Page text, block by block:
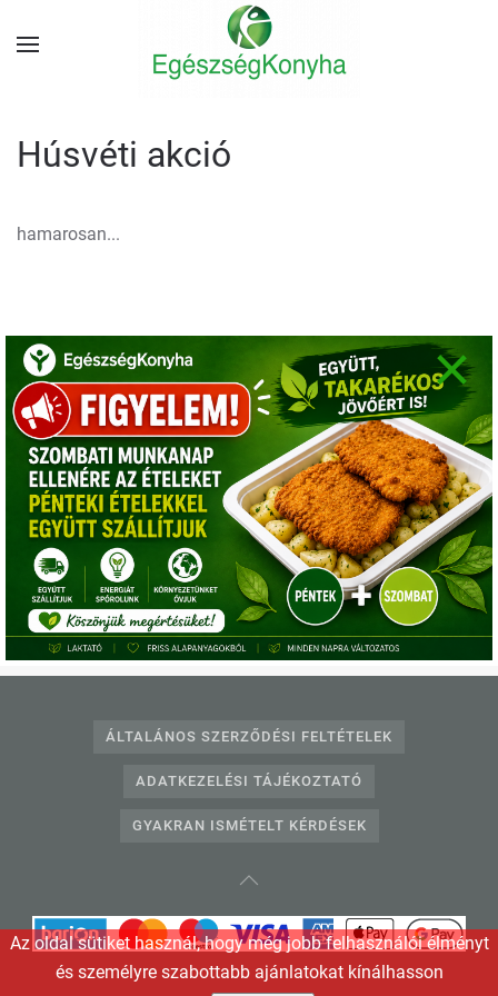
Húsvéti akció
hamarosan...
Az oldal sütiket használ, hogy még jobb felhasználói élményt
és személyre szabottabb ajánlatokat kínálhasson
Telefonos ügyfélszolgálat:
+36703331360,+3612332240
E-mail:info@egeszsegkonyha.hu
ÁLTALÁNOS SZERZŐDÉSI FELTÉTELEK
ADATKEZELÉSI TÁJÉKOZTATÓ
GYAKRAN ISMÉTELT KÉRDÉSEK
×